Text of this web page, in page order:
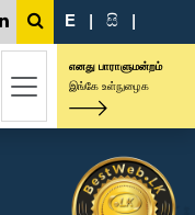
E | සි |
எனது பாராளுமன்றம்
இங்கே உள்நுழைக